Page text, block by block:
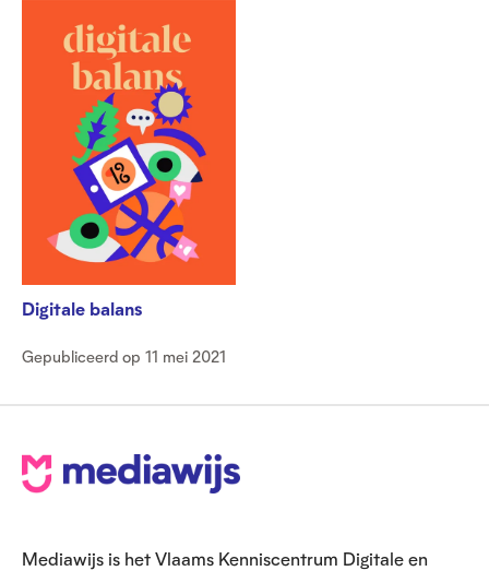
Digitale balans
Gepubliceerd op 11 mei 2021
V
o
e
Mediawijs is het Vlaams Kenniscentrum Digitale en